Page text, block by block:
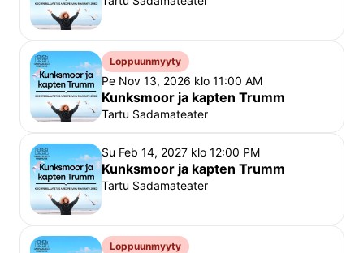
teater hilinemise tõttu kasutamata jäänud pileteid.
piletikontrolliks ja istekoha leidmiseks ning soovime
teile teatrielamust!
Rahvusteater Vanemuine
Loppuunmyyty
Pe Nov 13, 2026 klo 11:00 AM
Kunksmoor ja kapten Trumm
Tartu Sadamateater
Su Feb 14, 2027 klo 12:00 PM
Kunksmoor ja kapten Trumm
Tartu Sadamateater
Loppuunmyyty